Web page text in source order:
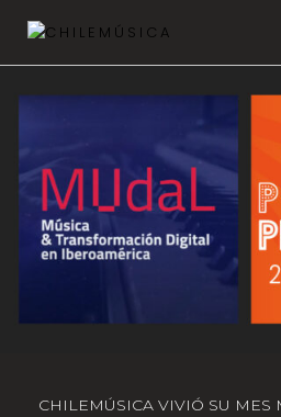
CHILEMÚSICA VIVIÓ SU MES